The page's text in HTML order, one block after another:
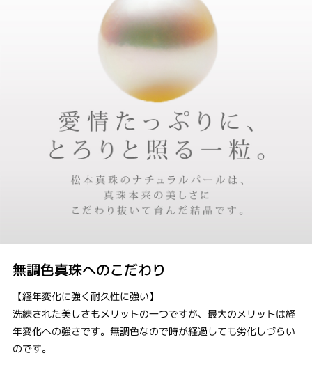
宇和島無調色真珠：松本真珠とは、日本一の真珠の産地・愛媛県宇和島市の
真珠養殖加工販売の会社。 オリジナルブランドのナチュラルホワイト... 本来
の美しさにこだわるから無調色。 宇和島の美海で生まれる七色の輝きをその
ままに。 無調色真珠の先駆者、松本真珠自慢の真珠を 静岡県内唯一の正規
取扱店LUCIR-K〈ルシルケイ〉でご覧ください。
宇和島無調色真珠 ナチュラルパール8.0-8.5mm premium platinum
8.0-8.5mmの大粒の無調色真珠は大変貴重な一品です。華やかな印象がお好
無調色真珠へのこだわり
【経年変化に強く耐久性に強い】
洗練された美しさもメリットの一つですが、最大のメリットは経
年変化への強さです。無調色なので時が経過しても劣化しづらい
のです。